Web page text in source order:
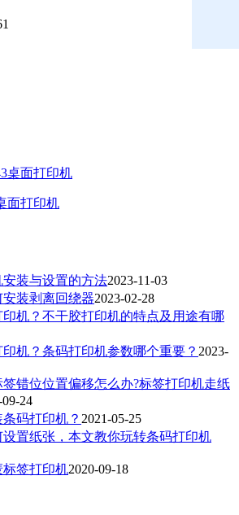
面打印机
装与设置的方法2023-11-03
装剥离回绕器2023-02-28
机？不干胶打印机的特点及用途有哪
机？条码打印机参数哪个重要？ 2023-
错位位置偏移怎么办?标签打印机走纸
24
码打印机？ 2021-05-25
置纸张，本文教你玩转条码打印机
签打印机2020-09-18